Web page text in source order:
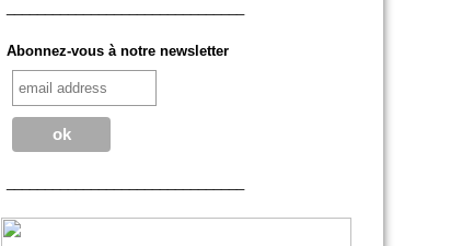
Abonnez-vous à notre newsletter